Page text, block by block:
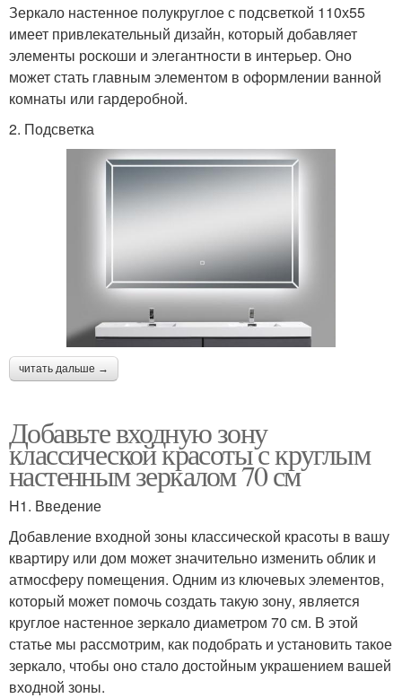
Зеркало настенное полукруглое с подсветкой 110х55
имеет привлекательный дизайн, который добавляет
элементы роскоши и элегантности в интерьер. Оно
может стать главным элементом в оформлении ванной
комнаты или гардеробной.
2. Подсветка
читать дальше →
Добавьте входную зону
классической красоты с круглым
настенным зеркалом 70 см
H1. Введение
Добавление входной зоны классической красоты в вашу
квартиру или дом может значительно изменить облик и
атмосферу помещения. Одним из ключевых элементов,
который может помочь создать такую зону, является
круглое настенное зеркало диаметром 70 см. В этой
статье мы рассмотрим, как подобрать и установить такое
зеркало, чтобы оно стало достойным украшением вашей
входной зоны.